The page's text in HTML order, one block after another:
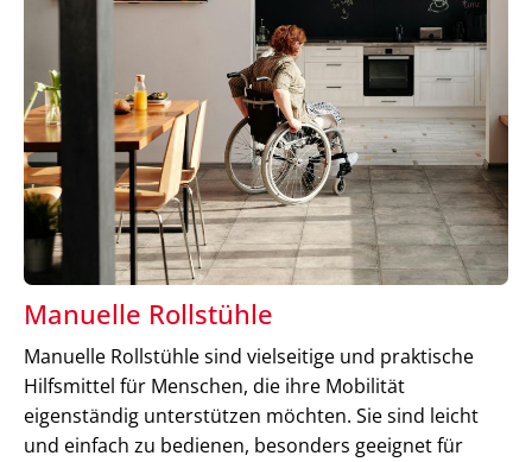
Manuelle Rollstühle
Manuelle Rollstühle sind vielseitige und praktische
Hilfsmittel für Menschen, die ihre Mobilität
eigenständig unterstützen möchten. Sie sind leicht
und einfach zu bedienen, besonders geeignet für